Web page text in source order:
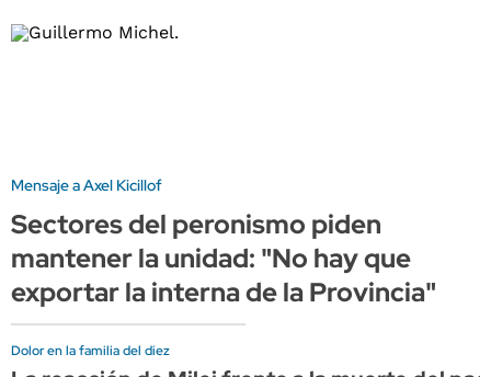
Mensaje a Axel Kicillof
Sectores del peronismo piden
mantener la unidad: "No hay que
exportar la interna de la Provincia"
Dolor en la familia del diez